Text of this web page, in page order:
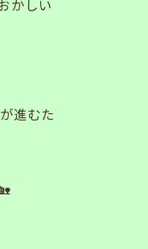
かしい
進むた